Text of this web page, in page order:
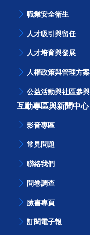
職業安全衛生
人才吸引與留任
人才培育與發展
人權政策與管理方案
公益活動與社區參與
互動專區與新聞中心
影音專區
常見問題
聯絡我們
問卷調查
臉書專頁
訂閱電子報